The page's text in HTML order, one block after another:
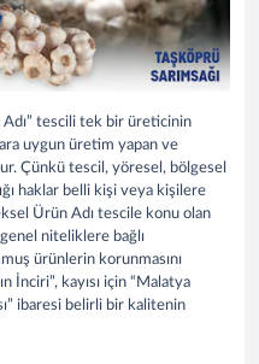
tescili tek bir üreticinin
uygun üretim yapan ve
Çünkü tescil, yöresel, bölgesel
haklar belli kişi veya kişilere
Ürün Adı tescile konu olan
niteliklere bağlı
ürünlerin korunmasını
İnciri”, kayısı için “Malatya
ibaresi belirli bir kalitenin